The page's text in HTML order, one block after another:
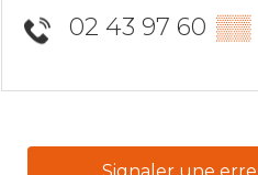
02 43 97 60 ▒▒
Signaler une